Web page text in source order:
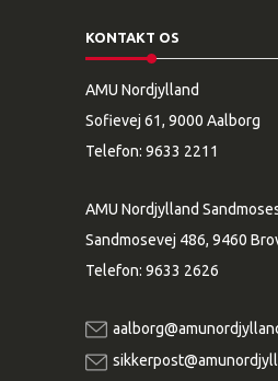
KONTAKT OS
AMU Nordjylland
Sofievej 61, 9000 Aalborg
Telefon: 9633 2211
AMU Nordjylland
Sandmosevej 486, 9460
Telefon: 9633 2626